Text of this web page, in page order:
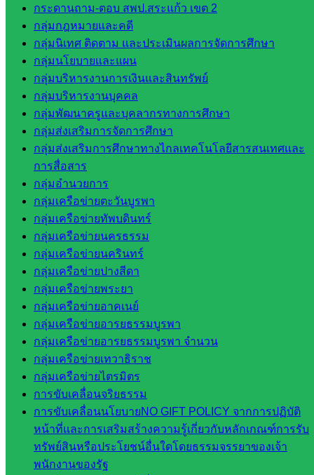
กระดานถาม-ตอบ สพป.สระแก้ว เขต 2
กลุ่มกฎหมายและคดี
กลุ่มนิเทศ ติดตาม และประเมินผลการจัดการศึกษา
กลุ่มนโยบายและแผน
กลุ่มบริหารงานการเงินและสินทรัพย์
กลุ่มบริหารงานบุคคล
กลุ่มพัฒนาครูและบุคลากรทางการศึกษา
กลุ่มส่งเสริมการจัดการศึกษา
กลุ่มส่งเสริมการศึกษาทางไกลเทคโนโลยีสารสนเทศและ
การสื่อสาร
กลุ่มอำนวยการ
กลุ่มเครือข่ายตะวันบูรพา
กลุ่มเครือข่ายทัพบดินทร์
กลุ่มเครือข่ายนครธรรม
กลุ่มเครือข่ายนครินทร์
กลุ่มเครือข่ายปางสีดา
กลุ่มเครือข่ายพระยา
กลุ่มเครือข่ายอาคเนย์
กลุ่มเครือข่ายอารยธรรมบูรพา
กลุ่มเครือข่ายอารยธรรมบูรพา จำนวน
กลุ่มเครือข่ายเทวาธิราช
กลุ่มเครือข่ายไตรมิตร
การขับเคลื่อนจริยธรรม
การขับเคลื่อนนโยบายNO GIFT POLICY จากการปฏิบัติ
หน้าที่และการเสริมสร้างความรู้เกี่ยวกับหลักเกณฑ์การรับ
ทรัพย์สินหรือประโยชน์อื่นใดโดยธรรมจรรยาของเจ้า
พนักงานของรัฐ
สพป.
สระแก้ว
เขต 1
สพป.สระแก้ว
เขต 2
โรงเรียน
ในสังกัด
สพป.สระแก้ว
เขต 1
โรงเรียน
ในสังกัด
สพป.สระแก้ว
เขต 2
วิทยาลัย
เทคนิค
สระแก้ว
วิทยาลัย
เทคนิค
วังน้ำเย็น
กศน.สระแก้ว
เว็บไซต์
กลุ่มงาน
สำนักงาน